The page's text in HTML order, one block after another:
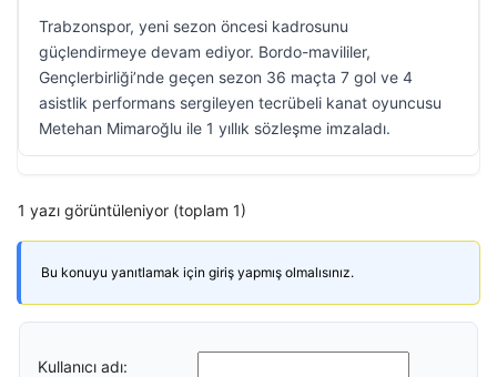
Trabzonspor, yeni sezon öncesi kadrosunu
güçlendirmeye devam ediyor. Bordo-mavililer,
Gençlerbirliği’nde geçen sezon 36 maçta 7 gol ve 4
asistlik performans sergileyen tecrübeli kanat oyuncusu
Metehan Mimaroğlu ile 1 yıllık sözleşme imzaladı.
1 yazı görüntüleniyor (toplam 1)
Bu konuyu yanıtlamak için giriş yapmış olmalısınız.
Kullanıcı adı: